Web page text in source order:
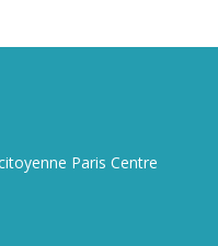
Paris Centre